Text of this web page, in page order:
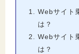
Webサイト
は？
Webサイト
は？